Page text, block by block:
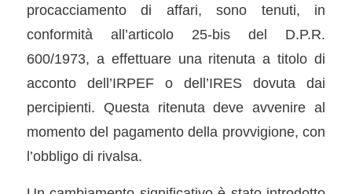
procacciamento di affari, sono tenuti, in
conformità all’articolo 25-bis del D.P.R.
600/1973, a effettuare una ritenuta a titolo di
acconto dell’IRPEF o dell’IRES dovuta dai
percipienti. Questa ritenuta deve avvenire al
momento del pagamento della provvigione, con
l’obbligo di rivalsa.